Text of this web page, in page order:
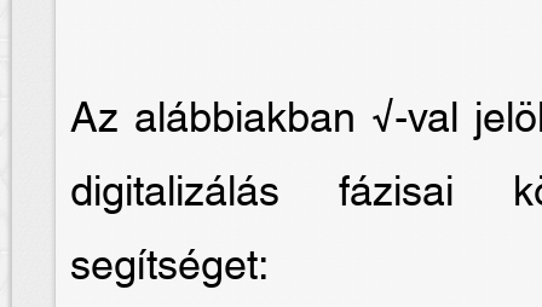
Az alábbiakban √-val
digitalizálás fázisai
segítséget: